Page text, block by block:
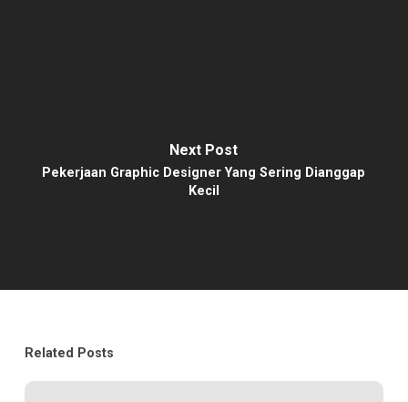
Next Post
Pekerjaan Graphic Designer Yang Sering Dianggap
Kecil
Related Posts